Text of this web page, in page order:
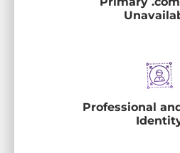
Professional